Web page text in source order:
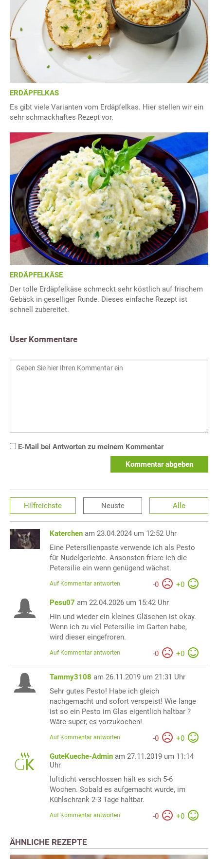
ERDÄPFELKAS
Es gibt viele Varianten vom Erdäpfelkas. Hier stellen wir ein
sehr schmackhaftes Rezept vor.
ERDÄPFELKÄSE
Der tolle Erdäpfelkäse schmeckt sehr köstlich auf frischem
Gebäck in geselliger Runde. Dieses einfache Rezept ist
schnell zubereitet.
User Kommentare
E-Mail bei Antworten zu meinem Kommentar
Kommentar abgeben
Hilfreichste Neuste Alle
Katerchen am 23.04.2024 um 12:52 Uhr
Eine Petersilienpaste verwende ich als Pesto
für Nudelgerichte. Ansonsten friere ich die
Petersilie ein wenn genügend wächst.
-0 +0
Auf Kommentar antworten
Pesu07 am 22.04.2026 um 15:42 Uhr
Hin und wieder ein kleines Gläschen ist okay.
Wenn ich zu viel Petersilie im Garten habe,
wird dieser eingefroren.
-0 +0
Auf Kommentar antworten
Tammy3108 am 26.11.2019 um 21:31 Uhr
Sehr gutes Pesto! Habe ich gleich
nachgemacht und sofort verspeist! Wie lange
ist so ein Pesto im Glas eigentlich haltbar ?
Wäre super, es vorzukochen!
-0 +0
Auf Kommentar antworten
GuteKueche-Admin am 27.11.2019 um 11:14
Uhr
luftdicht verschlossen hält es sich 5-6
Wochen. Sobald es aufgemacht wurde, im
Kühlschrank 2-3 Tage haltbar.
-0 +0
Auf Kommentar antworten
ÄHNLICHE REZEPTE